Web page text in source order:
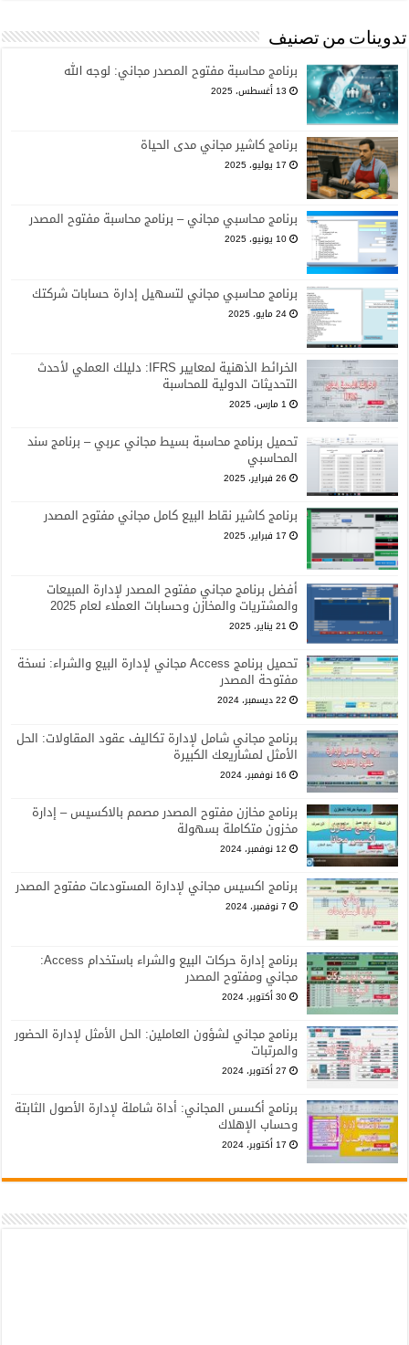
تدوينات من تصنيف
برنامج محاسبة مفتوح المصدر مجاني: لوجه الله
13 أغسطس، 2025
برنامج كاشير مجاني مدى الحياة
17 يوليو، 2025
برنامج محاسبي مجاني – برنامج محاسبة مفتوح المصدر
10 يونيو، 2025
برنامج محاسبي مجاني لتسهيل إدارة حسابات شركتك
24 مايو، 2025
الخرائط الذهنية لمعايير IFRS: دليلك العملي لأحدث
التحديثات الدولية للمحاسبة
1 مارس، 2025
تحميل برنامج محاسبة بسيط مجاني عربي – برنامج سند
المحاسبي
26 فبراير، 2025
برنامج كاشير نقاط البيع كامل مجاني مفتوح المصدر
17 فبراير، 2025
أفضل برنامج مجاني مفتوح المصدر لإدارة المبيعات
والمشتريات والمخازن وحسابات العملاء لعام 2025
21 يناير، 2025
تحميل برنامج Access مجاني لإدارة البيع والشراء: نسخة
مفتوحة المصدر
22 ديسمبر، 2024
برنامج مجاني شامل لإدارة تكاليف عقود المقاولات: الحل
الأمثل لمشاريعك الكبيرة
16 نوفمبر، 2024
برنامج مخازن مفتوح المصدر مصمم بالاكسيس – إدارة
مخزون متكاملة بسهولة
12 نوفمبر، 2024
برنامج اكسيس مجاني لإدارة المستودعات مفتوح المصدر
7 نوفمبر، 2024
برنامج إدارة حركات البيع والشراء باستخدام Access:
مجاني ومفتوح المصدر
30 أكتوبر، 2024
برنامج مجاني لشؤون العاملين: الحل الأمثل لإدارة الحضور
والمرتبات
27 أكتوبر، 2024
برنامج أكسس المجاني: أداة شاملة لإدارة الأصول الثابتة
وحساب الإهلاك
17 أكتوبر، 2024